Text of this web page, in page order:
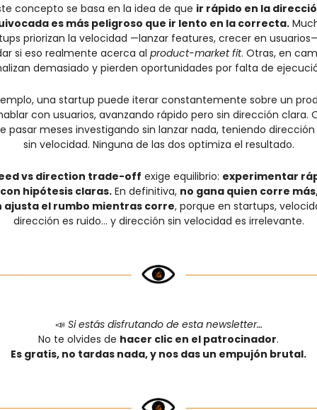
concepto se basa en la idea de que ir rápido en la
es más peligroso que ir lento en la correcta.
priorizan la velocidad —lanzar features, crecer en
si eso realmente acerca al product-market fit. Otras, en
demasiado y pierden oportunidades por falta de
una startup puede iterar constantemente sobre un
con usuarios, avanzando rápido pero sin dirección clara.
pasar meses investigando sin lanzar nada, teniendo
sin velocidad. Ninguna de las dos optimiza el resultado.
vs direction trade-off exige equilibrio: experimentar
hipótesis claras. En definitiva, no gana quien corre
ajusta el rumbo mientras corre, porque en startups,
dirección es ruido… y dirección sin velocidad es irrelevante.
📣 Si estás disfrutando de esta newsletter…
No te olvides de hacer clic en el patrocinador.
Es gratis, no tardas nada, y nos das un empujón brutal.